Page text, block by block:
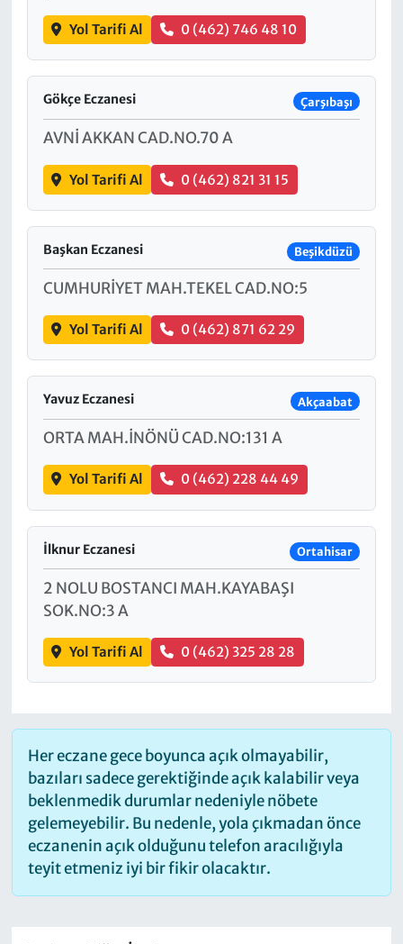
Yol Tarifi Al 0 (462) 746 48 10
Gökçe Eczanesi Çarşıbaşı
AVNİ AKKAN CAD.NO.70 A
Yol Tarifi Al 0 (462) 821 31 15
Başkan Eczanesi Beşikdüzü
CUMHURİYET MAH.TEKEL CAD.NO:5
Yol Tarifi Al 0 (462) 871 62 29
Yavuz Eczanesi Akçaabat
ORTA MAH.İNÖNÜ CAD.NO:131 A
Yol Tarifi Al 0 (462) 228 44 49
İlknur Eczanesi Ortahisar
2 NOLU BOSTANCI MAH.KAYABAŞI
SOK.NO:3 A
Yol Tarifi Al 0 (462) 325 28 28
Her eczane gece boyunca açık olmayabilir,
bazıları sadece gerektiğinde açık kalabilir veya
beklenmedik durumlar nedeniyle nöbete
gelemeyebilir. Bu nedenle, yola çıkmadan önce
eczanenin açık olduğunu telefon aracılığıyla
teyit etmeniz iyi bir fikir olacaktır.